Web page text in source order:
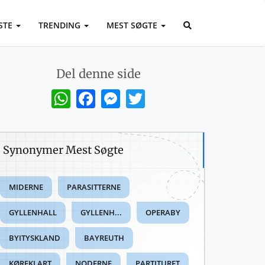
TRENDING MEST SØGTE
Del denne side
WhatsAppFacebookMessenger
Synonymer Mest Søgte
MIDERNE PARASITTERNE
GYLLENHALL GYLLENH... OPERABY
BYITYSKLAND BAYREUTH